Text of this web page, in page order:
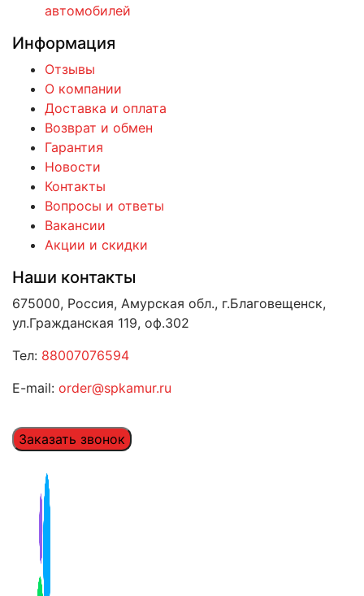
автомобилей
Информация
Отзывы
О компании
Доставка и оплата
Возврат и обмен
Гарантия
Новости
Контакты
Вопросы и ответы
Вакансии
Акции и скидки
Наши контакты
675000, Россия, Амурская обл., г.Благовещенск,
ул.Гражданская 119, оф.302
Тел: 88007076594
E-mail: order@spkamur.ru
Заказать звонок